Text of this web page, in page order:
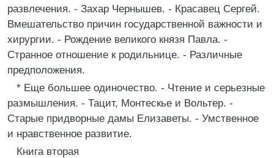
развлечения. - Захар Чернышев. - Красавец Сергей.
Вмешательство причин государственной важности и
хирургии. - Рождение великого князя Павла. -
Странное отношение к родильнице. - Различные
предположения.
* Еще большее одиночество. - Чтение и серьезные
размышления. - Тацит, Монтескье и Вольтер. -
Старые придворные дамы Елизаветы. - Умственное
и нравственное развитие.
Книга вторая